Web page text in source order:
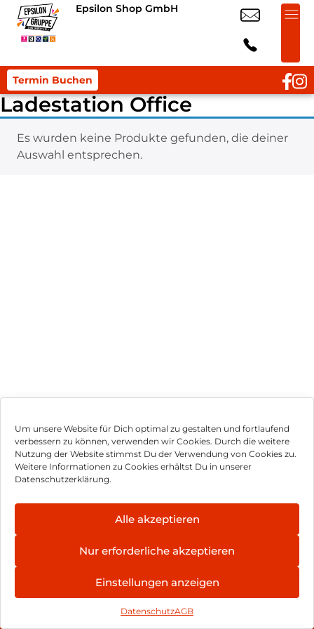
Um unsere Website für Dich optimal zu gestalten und fortlaufend
verbessern zu können, verwenden wir Cookies. Durch die weitere
Nutzung der Website stimmst Du der Verwendung von Cookies zu.
Weitere Informationen zu Cookies erhältst Du in unserer
Datenschutzerklärung.
Alle akzeptieren
Nur erforderliche akzeptieren
Einstellungen anzeigen
DatenschutzAGB
Epsilon Shop GmbH
Termin Buchen
Ladestation Office
Es wurden keine Produkte gefunden, die deiner
Auswahl entsprechen.
Impressum
Hinweis zur Batterieentsorgung
Newsletter
, Brodos AG – All Rights Reserved.